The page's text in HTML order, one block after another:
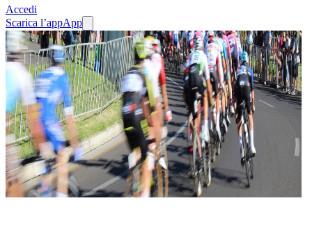
Accedi
Scarica l’appApp